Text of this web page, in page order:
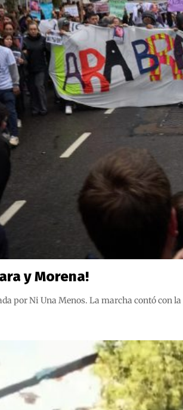
y Morena!
por Ni Una Menos. La marcha contó